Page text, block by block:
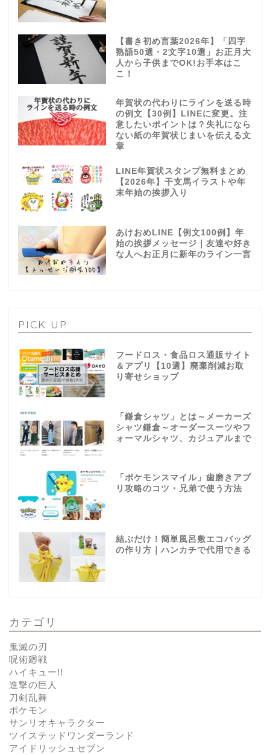
【書き初め言葉2026年】「四字
熟語50選・2文字10選」お正月大
人から子供までOK!お手本はこ
こ！
年賀状の代わりにラインを送る時
の例文【30例】LINEに変更。注
意したいポイントは？失礼になら
ない紙の年賀状じまいを伝える文
章
LINE年賀状スタンプ無料まとめ
【2026年】干支馬イラストや年
末年始の挨拶入り
あけおめLINE【例文100例】年
始の挨拶メッセージ｜友達や好き
な人へお正月に新年のライン一言
PICK UP
フードロス・食品ロス通販サイト
＆アプリ【10選】廃棄削減お取
り寄せショップ
「鎌倉シャツ」とは～メーカーズ
シャツ鎌倉～オーダースーツやフ
ォーマルシャツ、カジュアルまで
「ポケモンスマイル」歯磨きアプ
リ攻略のコツ・兄弟で使う方法
結ぶだけ！簡単風呂敷エコバッグ
の作り方｜ハンカチで代用できる
カテゴリ
鬼滅の刃
呪術廻戦
ハイキュー!!
進撃の巨人
刀剣乱舞
ポケモン
サンリオキャラクター
ツイステッドワンダーランド
アイドリッシュセブン